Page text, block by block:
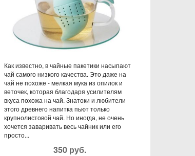
Как известно, в чайные пакетики насыпают
чай самого низкого качества. Это даже на
чай не похоже - мелкая мука из опилок и
веточек, которая благодаря усилителям
вкуса похожа на чай. Знатоки и любители
этого древнего напитка пьют только
крупнолистовой чай. Но иногда, не очень
хочется заваривать весь чайник или его
просто...
350 руб.